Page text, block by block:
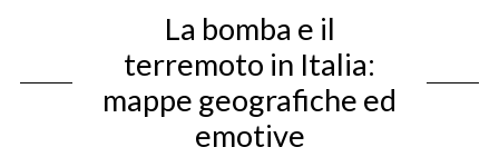
La bomba e il
terremoto in Italia:
mappe geografiche ed
emotive